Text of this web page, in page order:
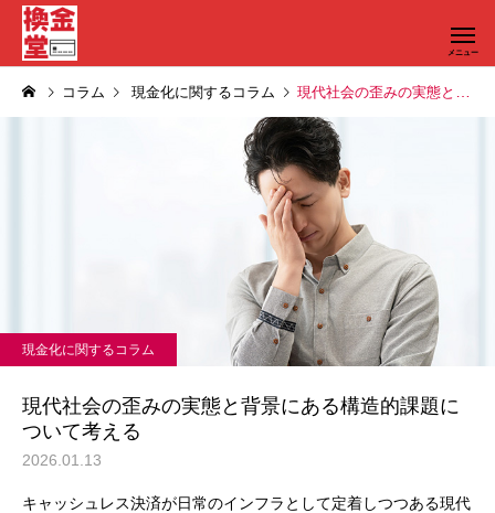
コラム 現金化に関するコラム 現代社会の歪みの実態と背景にある構造的課題について考える
現金化に関するコラム
現代社会の歪みの実態と背景にある構造的課題に
ついて考える
2026.01.13
キャッシュレス決済が日常のインフラとして定着しつつある現代